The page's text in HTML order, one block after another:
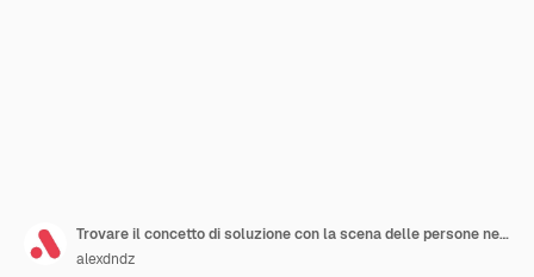
Trovare il concetto di soluzione con la scena delle persone nel design piatto L'uomo genera nuove idee e pensando alle domande cerca di trovare la giusta direzione Illustrazione vettoriale con situazione del personaggio per il web
alexdndz